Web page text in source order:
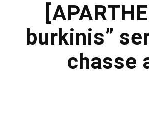
burkinis”
chasse